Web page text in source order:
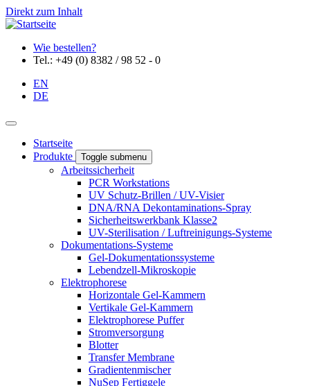
Direkt zum Inhalt
Wie bestellen?
Tel.: +49 (0) 8382 / 98 52 - 0
EN
DE
Startseite
Produkte
Toggle submenu
Arbeitssicherheit
PCR Workstations
UV Schutz-Brillen / UV-Visier
DNA/RNA Dekontaminations-Spray
Sicherheitswerkbank Klasse2
UV-Sterilisation / Luftreinigungs-Systeme
Dokumentations-Systeme
Gel-Dokumentationssysteme
Lebendzell-Mikroskopie
Elektrophorese
Horizontale Gel-Kammern
Vertikale Gel-Kammern
Elektrophorese Puffer
Stromversorgung
Blotter
Transfer Membrane
Gradientenmischer
NuSep Fertiggele